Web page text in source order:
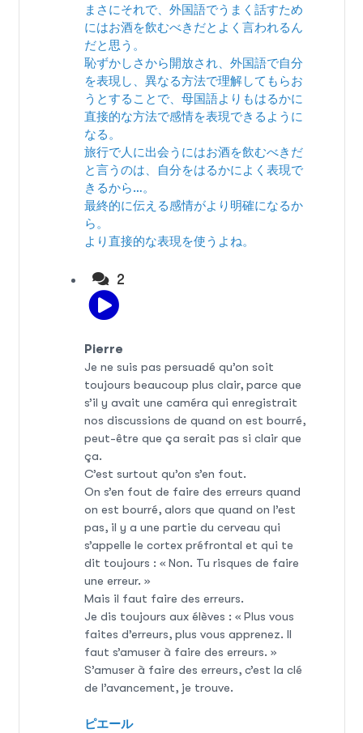
まさにそれで、外国語でうまく話すため
にはお酒を飲むべきだとよく言われるん
だと思う。
恥ずかしさから開放され、外国語で自分
を表現し、異なる方法で理解してもらお
うとすることで、母国語よりもはるかに
直接的な方法で感情を表現できるように
なる。
旅行で人に出会うにはお酒を飲むべきだ
と言うのは、自分をはるかによく表現で
きるから…。
最終的に伝える感情がより明確になるか
ら。
より直接的な表現を使うよね。
2
Pierre
Je ne suis pas persuadé qu’on soit
toujours beaucoup plus clair, parce que
s’il y avait une caméra qui enregistrait
nos discussions de quand on est bourré,
peut-être que ça serait pas si clair que
ça.
C’est surtout qu’on s’en fout.
On s’en fout de faire des erreurs quand
on est bourré, alors que quand on l’est
pas, il y a une partie du cerveau qui
s’appelle le cortex préfrontal et qui te
dit toujours : « Non. Tu risques de faire
une erreur. »
Mais il faut faire des erreurs.
Je dis toujours aux élèves : « Plus vous
faites d’erreurs, plus vous apprenez. Il
faut s’amuser à faire des erreurs. »
S’amuser à faire des erreurs, c’est la clé
de l’avancement, je trouve.
ピエール